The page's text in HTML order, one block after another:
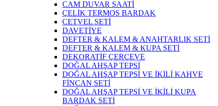
CAM DUVAR SAATİ
ÇELİK TERMOS BARDAK
CETVEL SETİ
DAVETİYE
DEFTER & KALEM & ANAHTARLIK SETİ
DEFTER & KALEM & KUPA SETİ
DEKORATİF ÇERÇEVE
DOĞAL AHŞAP TEPSİ
DOĞAL AHŞAP TEPSİ VE İKİLİ KAHVE
FİNCAN SETİ
DOĞAL AHŞAP TEPSİ VE İKİLİ KUPA
BARDAK SETİ